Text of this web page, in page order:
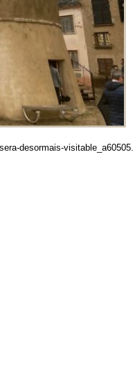
desormais-